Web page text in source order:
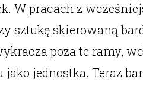
W pracach z
sztukę skierowaną
poza te ramy,
jednostka. Teraz